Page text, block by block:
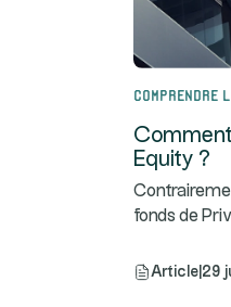
Equity ?
fonds de
Article 29